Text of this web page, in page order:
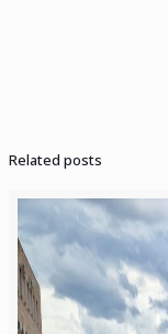
Related posts